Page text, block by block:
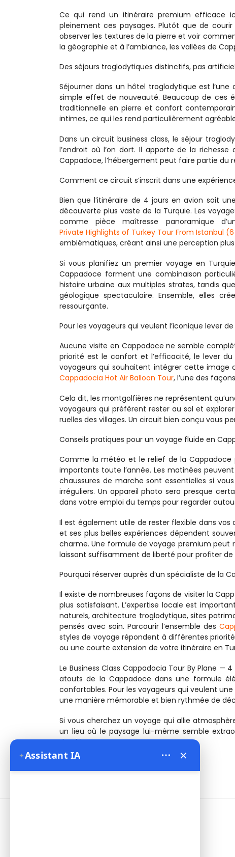
Ce qui rend un itinéraire premium efficace
pleinement ces paysages. Plutôt que de
observer les textures de la pierre et voir
la géographie et à l’ambiance, les vallées de
Des séjours troglodytiques distinctifs, pas
Séjourner dans un hôtel troglodytique est
simple effet de nouveauté. Beaucoup de ces
traditionnelle en pierre et confort
intimes, ce qui les rend particulièrement
Dans un circuit business class, le séjour
l’endroit où l’on dort. Il apporte de la
Cappadoce, l’hébergement peut faire partie du
Comment ce circuit s’inscrit dans une
Bien que l’itinéraire de 4 jours en avion soit
découverte plus vaste de la Turquie. Les
comme pièce maîtresse panoramique
Private Highlights of Turkey Tour From Istanbul
emblématiques, créant ainsi une perception
Si vous planifiez un premier voyage en
Cappadoce forment une combinaison
histoire urbaine aux multiples strates, tandis
géologique spectaculaire. Ensemble, elles
ressourçante.
Pour les voyageurs qui veulent l’iconique lever de
Aucune visite en Cappadoce ne semble
priorité est le confort et l’efficacité, le lever du
voyageurs qui souhaitent intégrer cette image
Cappadocia Hot Air Balloon Tour, l’une des
Cela dit, les montgolfières ne représentent
voyageurs qui préfèrent rester au sol et
ruelles des villages. Un circuit bien conçu vous
Conseils pratiques pour un voyage fluide en
Comme la météo et le relief de la Cappadoce
importants toute l’année. Les matinées
chaussures de marche sont essentielles si
irréguliers. Un appareil photo sera presque
dans votre emploi du temps pour regarder
Il est également utile de rester flexible dans
et ses plus belles expériences dépendent
charme. Une formule de voyage premium peut
laissant suffisamment de liberté pour profiter
Pourquoi réserver auprès d’un spécialiste de la
Il existe de nombreuses façons de visiter la
plus satisfaisant. L’expertise locale est
naturels, architecture troglodytique, sites
pensés avec soin. Parcourir l’ensemble des
styles de voyage répondent à différentes
ou une courte extension de votre itinéraire en
Le Business Class Cappadocia Tour By Plane —
atouts de la Cappadoce dans une formule
confortables. Pour les voyageurs qui veulent
une manière mémorable et bien rythmée de
Si vous cherchez un voyage qui allie
un lieu où le paysage lui-même semble
durable.
✦Assistant IA ×